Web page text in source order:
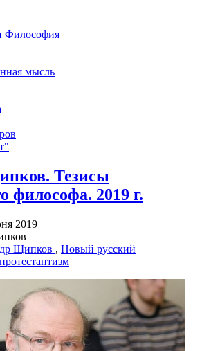
Философия
мысль
Тезисы
философа. 2019 г.
2019
Щипков , Новый русский